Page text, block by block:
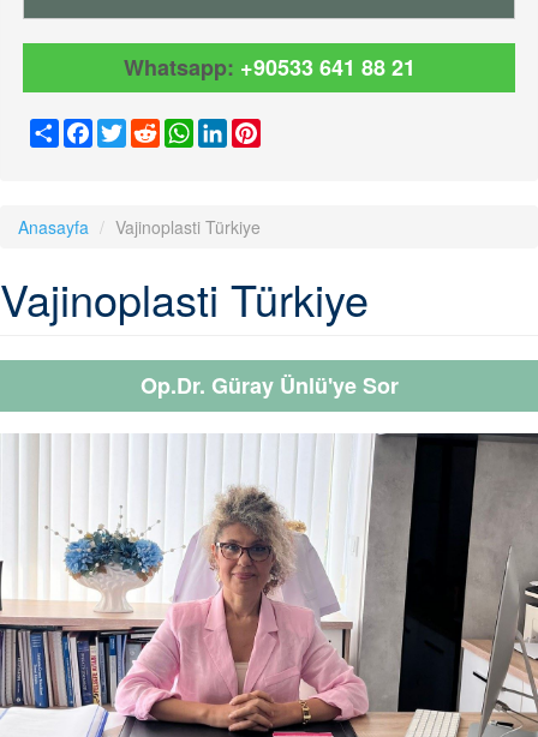
Whatsapp: +90533 641 88 21
ShareFacebook
TwitterRedditWhatsApp
LinkedIn
Anasayfa Vajinoplasti Türkiye
Vajinoplasti Türkiye
Op.Dr. Güray Ünlü'ye Sor